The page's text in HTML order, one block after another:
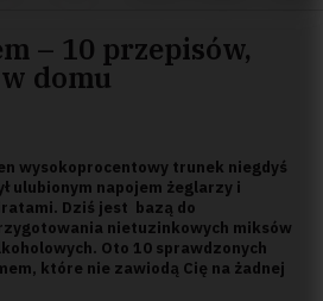
– 10 przepisów,
domu
wysokoprocentowy trunek niegdyś
ulubionym napojem żeglarzy i
Dziś jest bazą do
nietuzinkowych miksów
Oto 10 sprawdzonych
które nie zawiodą Cię na żadnej